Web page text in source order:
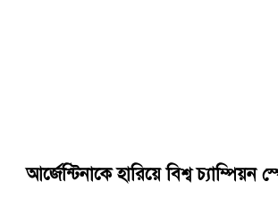
আর্জেন্টিনাকে হারিয়ে বিশ্ব চ্যাম্পিয়ন